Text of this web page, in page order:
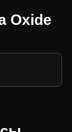
Oxide